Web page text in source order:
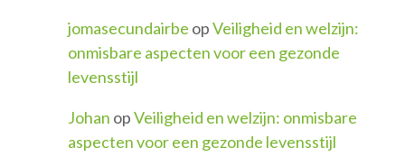
jomasecundairbe opVeiligheid en welzijn:
onmisbare aspecten voor een gezonde
levensstijl
Johan opVeiligheid en welzijn: onmisbare
aspecten voor een gezonde levensstijl